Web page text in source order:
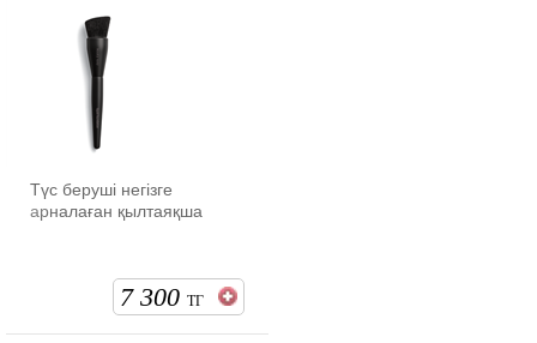
Түс беруші негізге
арналаған қылтаяқша
7 300 ТГ